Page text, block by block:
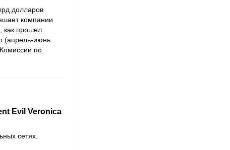
долларов
компании
как прошел
(апрель-июнь
по
Evil Veronica
сетях.